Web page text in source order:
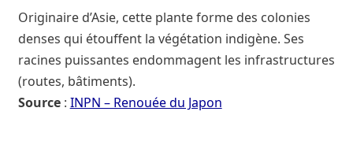
Originaire d’Asie, cette plante forme des colonies
denses qui étouffent la végétation indigène. Ses
racines puissantes endommagent les infrastructures
(routes, bâtiments).
Source: INPN – Renouée du Japon